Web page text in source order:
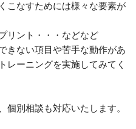
こなすためには様々な要素が
リント・・・などなど
きない項目や苦手な動作があ
レーニングを実施してみてく
個別相談も対応いたします。